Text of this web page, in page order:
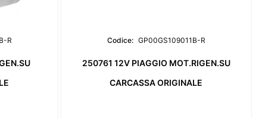
R Codice: GP00GS109011B-R
250761 12V PIAGGIO MOT.RIGEN.SU
CARCASSA ORIGINALE